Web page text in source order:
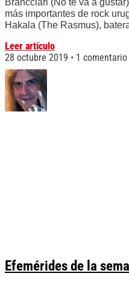
Brancciari (No te va a
más importantes de rock
Hakala (The Rasmus),
Leer artículo
28 octubre 2019
1 comentario
Efemérides de la